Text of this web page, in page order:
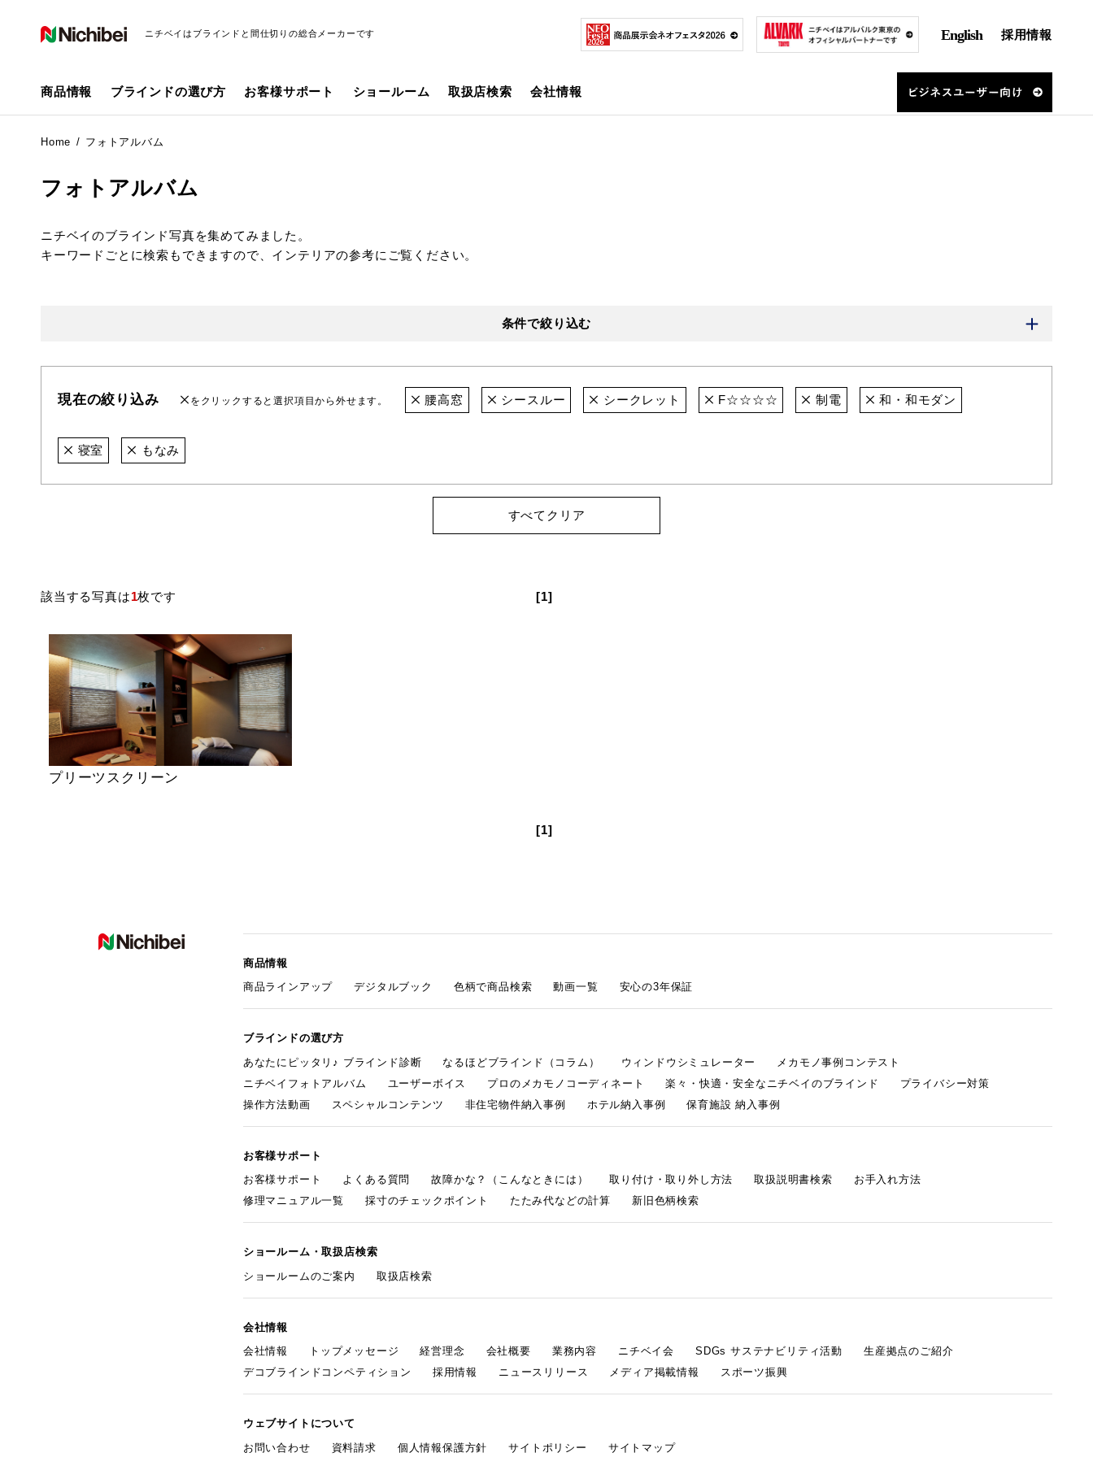
ニチベイはブラインドと間仕切りの総合メーカーです English 採用情報
商品情報 ブラインドの選び方 お客様サポート ショールーム 取扱店検索 会社情報
Home フォトアルバム
フォトアルバム
ニチベイのブラインド写真を集めてみました。
キーワードごとに検索もできますので、インテリアの参考にご覧ください。
条件で絞り込む
現在の絞り込み をクリックすると選択項目から外せます。 腰高窓 シースルー シークレット F☆☆☆☆ 制電 和・和モダン
寝室 もなみ
すべてクリア
該当する写真は1枚です [1]
プリーツスクリーン
[1]
商品情報
商品ラインアップ
デジタルブック 色柄で商品検索 動画一覧 安心の3年保証
ブラインドの選び方
あなたにピッタリ♪ ブラインド診断
なるほどブラインド（コラム） ウィンドウシミュレーター
メカモノ事例コンテスト
ニチベイフォトアルバム
ユーザーボイス プロのメカモノコーディネート 楽々・快適・安全なニチベイのブラインド
プライバシー対策
操作方法動画
スペシャルコンテンツ 非住宅物件納入事例 ホテル納入事例 保育施設 納入事例
お客様サポート
お客様サポート
よくある質問 故障かな？（こんなときには） 取り付け・取り外し方法 取扱説明書検索
お手入れ方法
修理マニュアル一覧
採寸のチェックポイント たたみ代などの計算 新旧色柄検索
ショールーム・取扱店検索
ショールームのご案内
取扱店検索
会社情報
会社情報
トップメッセージ 経営理念 会社概要 業務内容 ニチベイ会 SDGs サステナビリティ活動
生産拠点のご紹介
デコブラインドコンペティション
採用情報 ニュースリリース メディア掲載情報 スポーツ振興
ウェブサイトについて
お問い合わせ
資料請求 個人情報保護方針 サイトポリシー サイトマップ